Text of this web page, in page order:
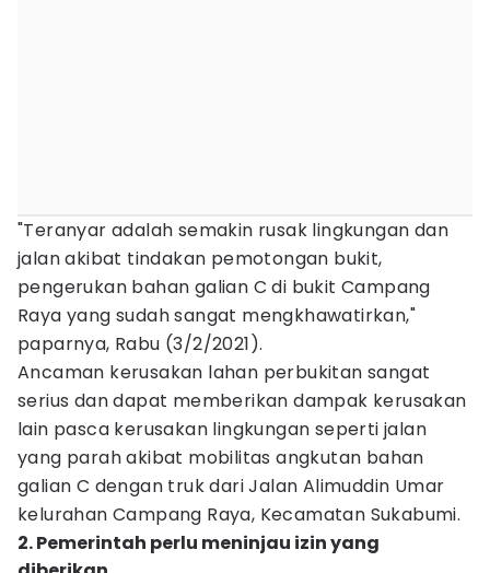
"Teranyar adalah semakin rusak lingkungan dan
jalan akibat tindakan pemotongan bukit,
pengerukan bahan galian C di bukit Campang
Raya yang sudah sangat mengkhawatirkan,"
paparnya, Rabu (3/2/2021).
Ancaman kerusakan lahan perbukitan sangat
serius dan dapat memberikan dampak kerusakan
lain pasca kerusakan lingkungan seperti jalan
yang parah akibat mobilitas angkutan bahan
galian C dengan truk dari Jalan Alimuddin Umar
kelurahan Campang Raya, Kecamatan Sukabumi.
2. Pemerintah perlu meninjau izin yang